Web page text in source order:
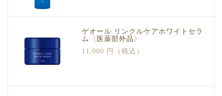
ゲオール リンクルケアホワイトセラ
ム〈医薬部外品〉
11,000 円（税込）